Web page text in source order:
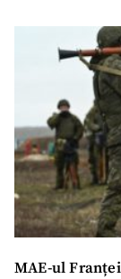
MAE-ul